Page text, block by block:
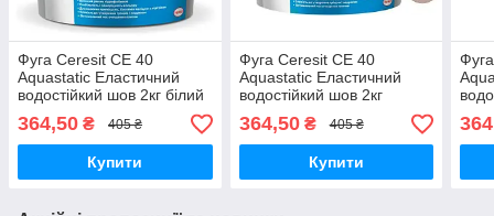
Фуга Ceresit CE 40
Aquastatic Еластичний
водостійкий шов 2кг білий
01
364,50 ₴ 405 ₴
Купити
Фуга Ceresit CE 40
Aquastatic Еластичний
водостійкий шов 2кг
багама 43
364,50₴ 405 ₴
Купити